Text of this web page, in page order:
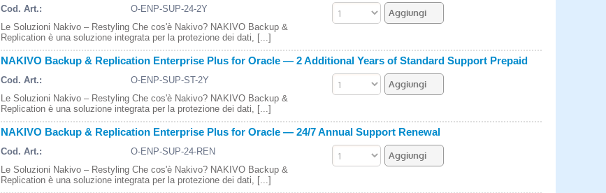
Cod. Art.:
O-ENP-SUP-24-2Y
Le Soluzioni Nakivo – Restyling Che cos'è Nakivo? NAKIVO Backup &
Replication è una soluzione integrata per la protezione dei dati, [...]
NAKIVO Backup & Replication Enterprise Plus for Oracle — 2 Additional Years of Standard Support Prepaid
Cod. Art.:
O-ENP-SUP-ST-2Y
Le Soluzioni Nakivo – Restyling Che cos'è Nakivo? NAKIVO Backup &
Replication è una soluzione integrata per la protezione dei dati, [...]
NAKIVO Backup & Replication Enterprise Plus for Oracle — 24/7 Annual Support Renewal
Cod. Art.:
O-ENP-SUP-24-REN
Le Soluzioni Nakivo – Restyling Che cos'è Nakivo? NAKIVO Backup &
Replication è una soluzione integrata per la protezione dei dati, [...]